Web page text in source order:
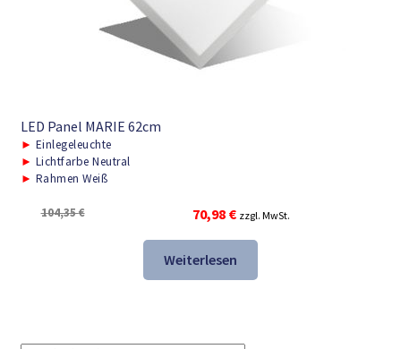
LED Panel MARIE 62cm
► Einlegeleuchte
► Lichtfarbe Neutral
► Rahmen Weiß
104,35€
Ursprünglicher
Preis
war:
104,35 €
70,98 €Aktueller
Preis
ist:
70,98 €.
zzgl. MwSt.
Weiterlesen